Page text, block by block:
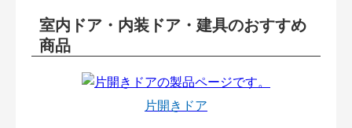
室内ドア・内装ドア・建具のおすすめ
商品
片開きドア